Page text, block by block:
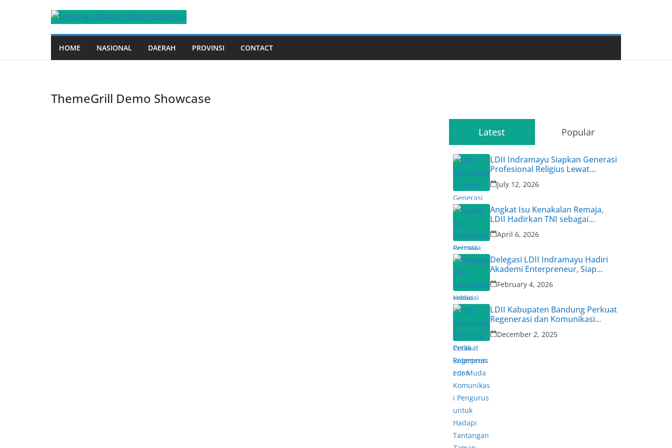
HOME NASIONAL DAERAH PROVINSI CONTACT
ThemeGrill Demo Showcase
Latest Popular
LDII Indramayu Siapkan Generasi
Profesional Religius Lewat
Permata CAI ke-47
July 12, 2026
Angkat Isu Kenakalan Remaja,
LDII Hadirkan TNI sebagai
Narasumber
April 6, 2026
Delegasi LDII Indramayu Hadiri
Akademi Enterpreneur, Siap
Cetak Enterpreneur Muda
February 4, 2026
LDII Kabupaten Bandung Perkuat
Regenerasi dan Komunikasi
Pengurus untuk Hadapi
Tantangan Zaman
December 2, 2025